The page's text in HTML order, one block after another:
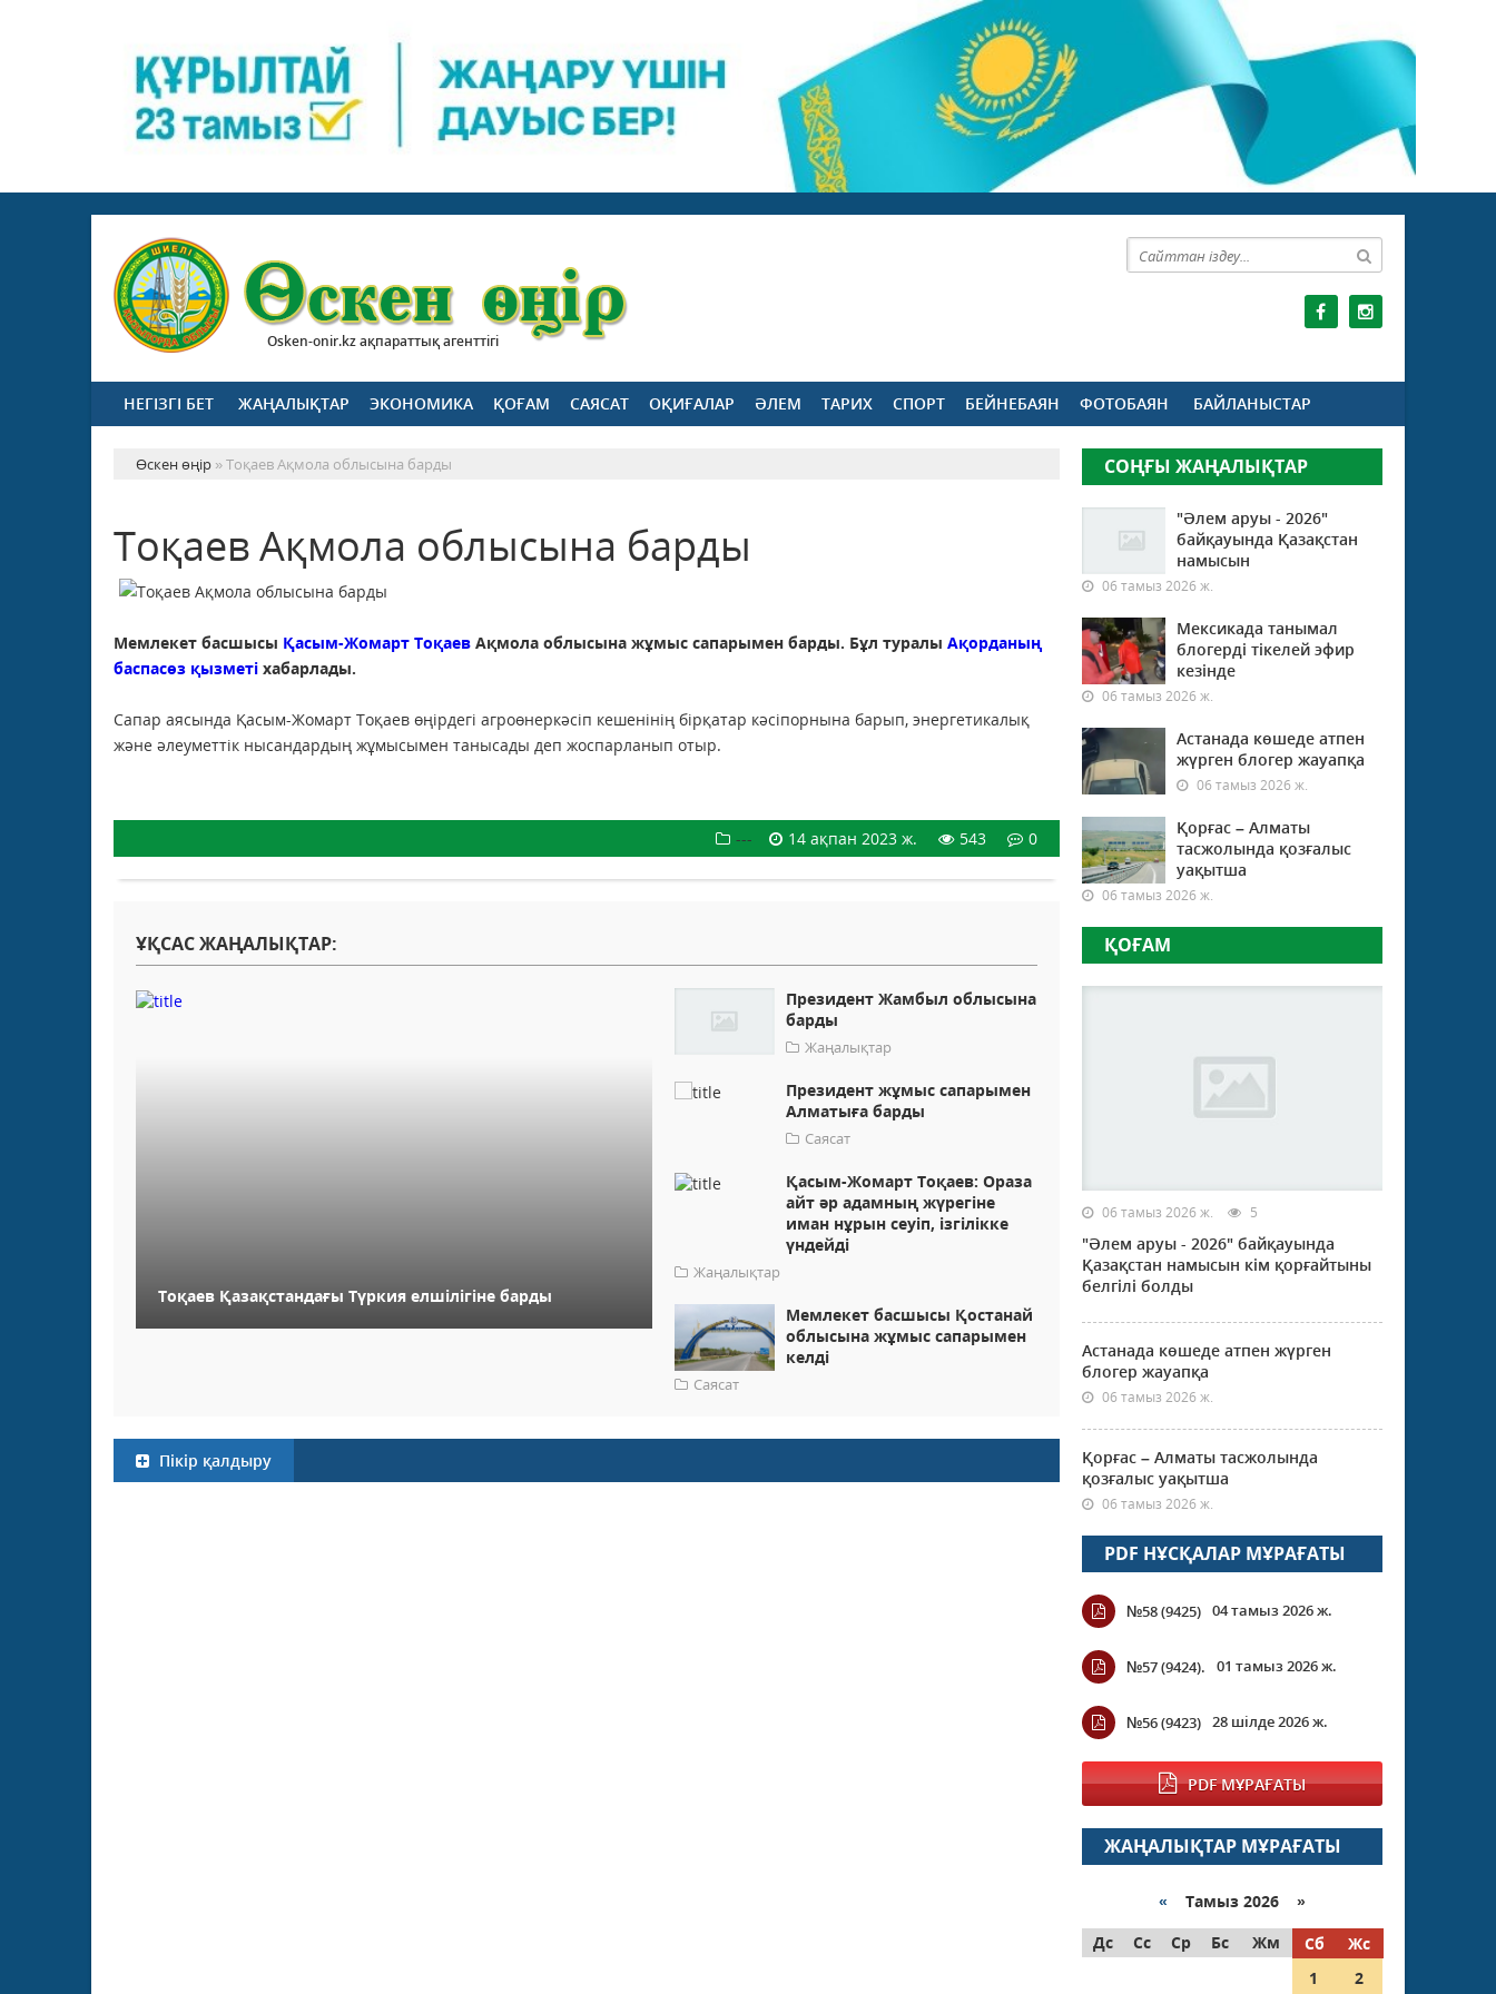
Osken-onir.kz ақпараттық агенттігі
НЕГІЗГІ БЕТ ЖАҢАЛЫҚТАР ЭКОНОМИКА ҚОҒАМ САЯСАТ ОҚИҒАЛАР ӘЛЕМ ТАРИХ СПОРТ БЕЙНЕБАЯН ФОТОБАЯН БАЙЛАНЫСТАР
Өскен өңір » Тоқаев Ақмола облысына барды
Тоқаев Ақмола облысына барды
Мемлекет басшысы Қасым-Жомарт Тоқаев Ақмола облысына жұмыс сапарымен барды. Бұл туралы Ақорданың
баспасөз қызметі хабарлады.
Сапар аясында Қасым-Жомарт Тоқаев өңірдегі агроөнеркәсіп кешенінің бірқатар кәсіпорнына барып, энергетикалық
және әлеуметтік нысандардың жұмысымен танысады деп жоспарланып отыр.
--- 14 ақпан 2023 ж. 543 0
ҰҚСАС ЖАҢАЛЫҚТАР:
Тоқаев Қазақстандағы Түркия елшілігіне барды
Президент Жамбыл облысына
барды
Жаңалықтар
Президент жұмыс сапарымен
Алматыға барды
Саясат
Қасым-Жомарт Тоқаев: Ораза
айт әр адамның жүрегіне
иман нұрын сеуіп, ізгілікке
үндейді
Жаңалықтар
Мемлекет басшысы Қостанай
облысына жұмыс сапарымен
келді
Саясат
Пікір қалдыру
СОҢҒЫ ЖАҢАЛЫҚТАР
"Әлем аруы - 2026"
байқауында Қазақстан
намысын
06 тамыз 2026 ж.
Мексикада танымал
блогерді тікелей эфир
кезінде
06 тамыз 2026 ж.
Астанада көшеде атпен
жүрген блогер жауапқа
06 тамыз 2026 ж.
Қорғас – Алматы
тасжолында қозғалыс
уақытша
06 тамыз 2026 ж.
ҚОҒАМ
06 тамыз 2026 ж. 5
"Әлем аруы - 2026" байқауында
Қазақстан намысын кім қорғайтыны
белгілі болды
Астанада көшеде атпен жүрген
блогер жауапқа
06 тамыз 2026 ж.
Қорғас – Алматы тасжолында
қозғалыс уақытша
06 тамыз 2026 ж.
PDF НҰСҚАЛАР МҰРАҒАТЫ
№58 (9425) 04 тамыз 2026 ж.
№57 (9424). 01 тамыз 2026 ж.
№56 (9423) 28 шілде 2026 ж.
PDF МҰРАҒАТЫ
ЖАҢАЛЫҚТАР МҰРАҒАТЫ
« Тамыз 2026 »
Дс
Сс Ср Бс Жм Сб
Жс
1
2